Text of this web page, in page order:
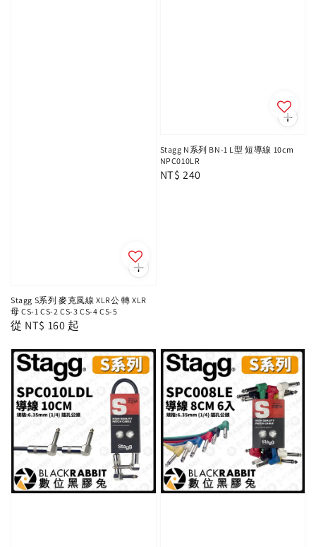
Stagg S系列 麥克風線 XLR公 轉 XLR
母 CS-1 CS-2 CS-3 CS-4 CS-5
Regular
從 NT$ 160 起
Stagg N系列 BN-1 L型 短導線 10cm
NPC010LR
Regular
NT$ 240